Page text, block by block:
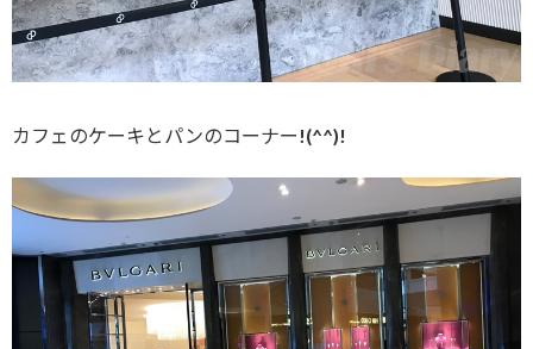
カフェのケーキとパンのコーナー!(^^)!